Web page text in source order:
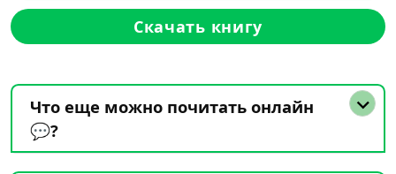
Скачать книгу
Что еще можно почитать онлайн
💬?